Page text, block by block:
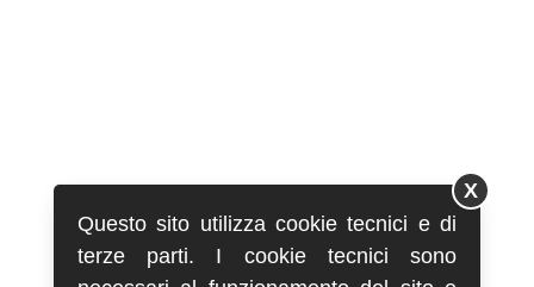
Questo sito utilizza cookie tecnici e di
terze parti. I cookie tecnici sono
X